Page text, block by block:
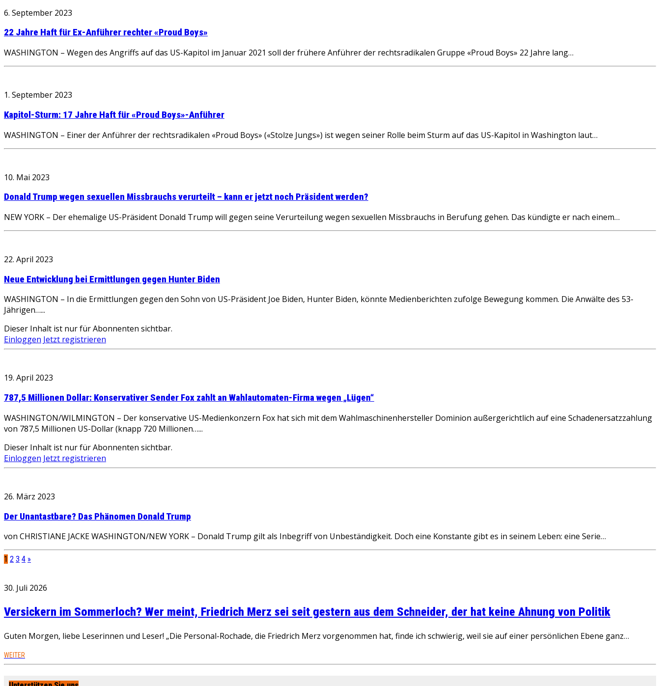
6. September 2023
22 Jahre Haft für Ex-Anführer rechter «Proud Boys»
WASHINGTON – Wegen des Angriffs auf das US-Kapitol im Januar 2021 soll der frühere Anführer der rechtsradikalen Gruppe «Proud Boys» 22 Jahre lang…
1. September 2023
Kapitol-Sturm: 17 Jahre Haft für «Proud Boys»-Anführer
WASHINGTON – Einer der Anführer der rechtsradikalen «Proud Boys» («Stolze Jungs») ist wegen seiner Rolle beim Sturm auf das US-Kapitol in Washington laut…
10. Mai 2023
Donald Trump wegen sexuellen Missbrauchs verurteilt – kann er jetzt noch Präsident werden?
NEW YORK – Der ehemalige US-Präsident Donald Trump will gegen seine Verurteilung wegen sexuellen Missbrauchs in Berufung gehen. Das kündigte er nach einem…
22. April 2023
Neue Entwicklung bei Ermittlungen gegen Hunter Biden
WASHINGTON – In die Ermittlungen gegen den Sohn von US-Präsident Joe Biden, Hunter Biden, könnte Medienberichten zufolge Bewegung kommen. Die Anwälte des 53-
Jährigen…...
Dieser Inhalt ist nur für Abonnenten sichtbar.
Einloggen Jetzt registrieren
19. April 2023
787,5 Millionen Dollar: Konservativer Sender Fox zahlt an Wahlautomaten-Firma wegen „Lügen“
WASHINGTON/WILMINGTON – Der konservative US-Medienkonzern Fox hat sich mit dem Wahlmaschinenhersteller Dominion außergerichtlich auf eine Schadenersatzzahlung
von 787,5 Millionen US-Dollar (knapp 720 Millionen…...
Dieser Inhalt ist nur für Abonnenten sichtbar.
Einloggen Jetzt registrieren
26. März 2023
Der Unantastbare? Das Phänomen Donald Trump
von CHRISTIANE JACKE WASHINGTON/NEW YORK – Donald Trump gilt als Inbegriff von Unbeständigkeit. Doch eine Konstante gibt es in seinem Leben: eine Serie…
1 2 3 4 »
30. Juli 2026
Versickern im Sommerloch? Wer meint, Friedrich Merz sei seit gestern aus dem Schneider, der hat keine Ahnung von Politik
Guten Morgen, liebe Leserinnen und Leser! „Die Personal-Rochade, die Friedrich Merz vorgenommen hat, finde ich schwierig, weil sie auf einer persönlichen Ebene ganz…
WEITER